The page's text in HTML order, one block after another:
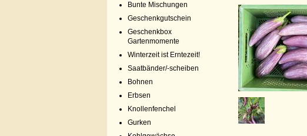
Bunte Mischungen
Geschenkgutschein
Geschenkbox
Gartenmomente
Winterzeit ist Erntezeit!
Saatbänder/-scheiben
Bohnen
Erbsen
Knollenfenchel
Gurken